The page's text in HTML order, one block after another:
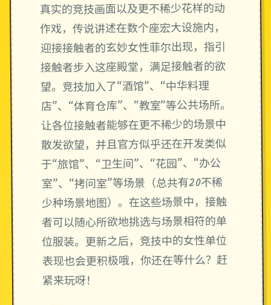
真实的竞技画面以及更不稀少花样的动
作戏，传说讲述在数个座宏大设施内，
迎接接触者的玄妙女性菲尔出现，指引
接触者步入这座殿堂，满足接触者的欲
望。竞技加入了“酒馆”、“中华料理
店”、“体育仓库”、“教室”等公共场所。
让各位接触者能够在更不稀少的场景中
散发欲望，并且官方似乎还在开发类似
于“旅馆”、“卫生间”、“花园”、“办公
室”、“拷问室”等场景（总共有20不稀
少种场景地图）。在这些场景中，接触
者可以随心所欲地挑选与场景相符的单
位服装。更新之后，竞技中的女性单位
表现也会更积极哦，你还在等什么？赶
紧来玩呀！